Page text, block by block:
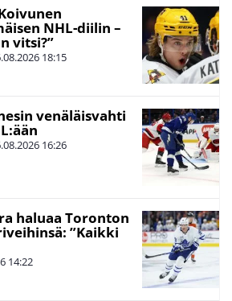
NHL-diilin –
vitsi?”
18:15
venäläisvahti
16:26
haluaa Toronton
”Kaikki
14:22